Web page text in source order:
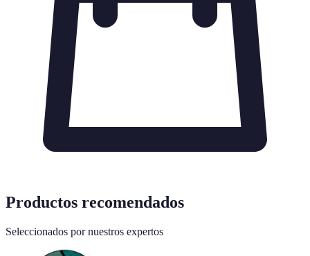
Productos recomendados
Seleccionados por nuestros expertos